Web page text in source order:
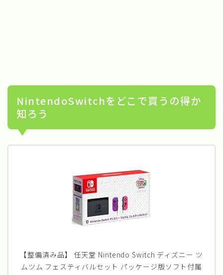
NintendoSwitchをどこで買うの得か
知ろう
【整備済み品】 任天堂 Nintendo Switch ディズニー ツ
ムツム フェスティバルセット パッケージ版ソフト付属